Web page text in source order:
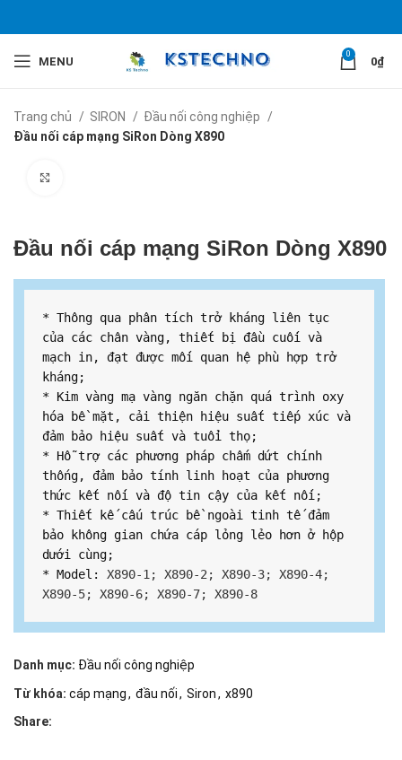
MENU
0
0₫
Trang chủ SIRON
Đầu nối công nghiệp
Đầu nối cáp mạng SiRon Dòng X890
Đầu nối cáp mạng SiRon Dòng X890
* Thông qua phân tích trở kháng liên tục
của các chân vàng, thiết bị đầu cuối và
mạch in, đạt được mối quan hệ phù hợp trở
kháng;
* Kim vàng mạ vàng ngăn chặn quá trình oxy
hóa bề mặt, cải thiện hiệu suất tiếp xúc và
đảm bảo hiệu suất và tuổi thọ;
* Hỗ trợ các phương pháp chấm dứt chính
thống, đảm bảo tính linh hoạt của phương
thức kết nối và độ tin cậy của kết nối;
* Thiết kế cấu trúc bề ngoài tinh tế đảm
bảo không gian chứa cáp lỏng lẻo hơn ở hộp
dưới cùng;
* Model: X890-1; X890-2; X890-3; X890-4;
X890-5; X890-6; X890-7; X890-8
Danh mục: Đầu nối công nghiệp
Từ khóa: cáp mạng, đầu nối, Siron, x890
Share: